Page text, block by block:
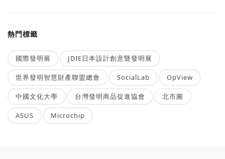
熱門標籤
國際發明展 JDIE日本設計創意暨發明展
世界發明智慧財產聯盟總會 SocialLab OpView
中國文化大學 台灣發明商品促進協會 北市圖
ASUS Microchip